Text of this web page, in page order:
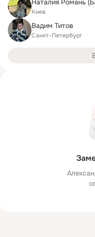
Киев
Вадим Титов
Санкт-Петербург